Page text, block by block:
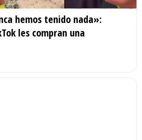
hemos tenido nada»:
les compran una